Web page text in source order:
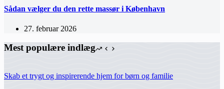
Sådan vælger du den rette massør i København
27. februar 2026
Mest populære indlæg
Skab et trygt og inspirerende hjem for børn og familie